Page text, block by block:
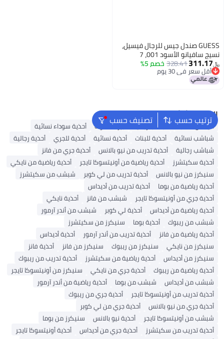
GUESS صندل جيس للرجال فيسيل،
نسيج سافيانو الأسود 001، 7
﷼‏311.17
328.41خصم 5%
أقل سعر في 30 يوم
أقل سعر في 30 يوم
ترتيب حسب تصنيف حسب البحث الشائع
أديداس سامبا شباشب رجالية بيركنستوك
أحذية سوداء نسائية
شباشب نسائية
أحذية للبنات أحذية نسائية أحذية للجري
أحذية رجالية
شباشب رجالية
أحذية تدريب من نيو بالانس
أحذية جري من فانز
أحذية سكيتشرز
أحذية رياضية من أونيتسوكا تايجر
أحذية رياضية من نايكي
سنيكرز من نيو بالانس
أحذية تدريب من لي كوبر
شبشب من سكيتشرز
أحذية رياضية من بوما
أحذية تدريب من أديداس
أحذية جري من أونيتسوكا تايجر
شبشب من فانز
أحذية نايكي
أحذية رياضية من أديداس
أحذية لي كوبر
شبشب من أندر آرمور
شبشب من ريبوك
أحذية بوما
سنيكرز من سكيتشرز
أحذية رياضية من فانز
أحذية تدريب من أندر آرمور
أحذية أديداس
سنيكرز من نايكي
سنيكرز من ريبوك سنيكرز من فانز
أحذية فانز
سنيكرز من أديداس
أحذية رياضية من سكيتشرز
أحذية تدريب من ريبوك
أحذية رياضية من ريبوك
أحذية جري من نايكي
سنيكرز من أونيتسوكا تايجر
شبشب من أديداس
شبشب من بوما
أحذية رياضية من أندر آرمور
أحذية تدريب من أونيتسوكا تايجر
أحذية جري من ريبوك
أحذية جري من نيو بالانس
أحذية جري من لي كوبر
شبشب من أونيتسوكا تايجر
أحذية نيو بالانس
سنيكرز من بوما
أحذية تدريب من سكيتشرز
أحذية جري من أديداس
أحذية أونيتسوكا تايجر